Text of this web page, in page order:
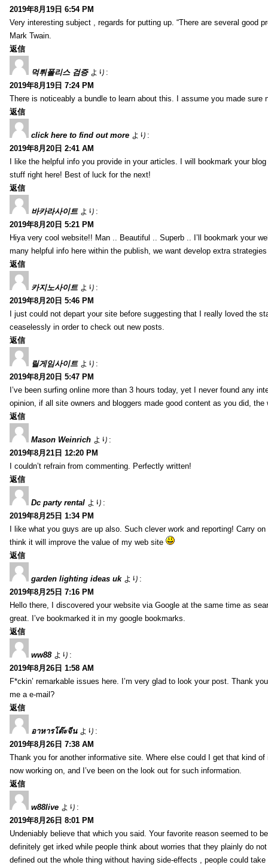
2019年8月19日 6:54 PM
Very interesting subject , regards for putting up. “There are several good
Mark Twain.
返信
먹튀폴리스 검증 より:
2019年8月19日 7:24 PM
There is noticeably a bundle to learn about this. I assume you made sure
返信
click here to find out more より:
2019年8月20日 2:41 AM
I like the helpful info you provide in your articles. I will bookmark your
stuff right here! Best of luck for the next!
返信
바카라사이트 より:
2019年8月20日 5:21 PM
Hiya very cool website!! Man .. Beautiful .. Superb .. I’ll bookmark your
many helpful info here within the publish, we want develop extra
返信
카지노사이트 より:
2019年8月20日 5:46 PM
I just could not depart your site before suggesting that I really loved the
ceaselessly in order to check out new posts.
返信
릴게임사이트 より:
2019年8月20日 5:47 PM
I’ve been surfing online more than 3 hours today, yet I never found any
opinion, if all site owners and bloggers made good content as you did,
返信
Mason Weinrich より:
2019年8月21日 12:20 PM
I couldn’t refrain from commenting. Perfectly written!
返信
Dc party rental より:
2019年8月25日 1:34 PM
I like what you guys are up also. Such clever work and reporting! Carry
think it will improve the value of my web site
返信
garden lighting ideas uk より:
2019年8月25日 7:16 PM
Hello there, I discovered your website via Google at the same time as
great. I’ve bookmarked it in my google bookmarks.
返信
ww88 より:
2019年8月26日 1:58 AM
F*ckin’ remarkable issues here. I’m very glad to look your post. Thank
me a e-mail?
返信
อาหารโต๊ะจีน より:
2019年8月26日 7:38 AM
Thank you for another informative site. Where else could I get that kind
now working on, and I’ve been on the look out for such information.
返信
w88live より:
2019年8月26日 8:01 PM
Undeniably believe that which you said. Your favorite reason seemed to
definitely get irked while people think about worries that they plainly do
defined out the whole thing without having side-effects , people could